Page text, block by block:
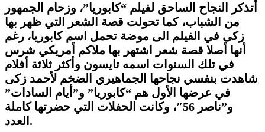
أتذكر النجاح الساحق لفيلم “كابوريا”، وزحام الجمهور
من الشباب، كما تحولت قصة الشعر التي ظهر بها
زكى في الفيلم الى موضة تحمل اسم كابوريا، رغم
أنها أصلا قصة شعر اشتهر بها ملاكم أمريكي شرس
في تلك السنوات اسمه تايسون وأكثر ثلاثة أفلام
شاهدت بنفسي نجاحها الجماهيري الضخم لأحمد زكى
في عرضها الأول هم “كابوريا” و”أيام السادات”
و”ناصر 56″، وكانت الحفلات التي حضرتها كاملة
العدد.